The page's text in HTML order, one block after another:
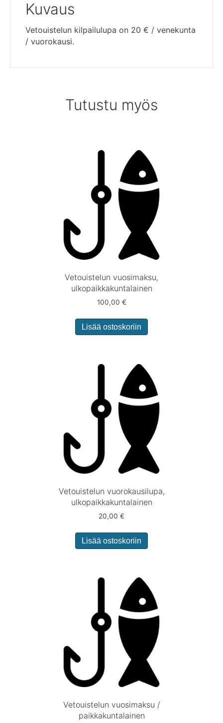
Kuvaus
Vetouistelun kilpailulupa on 20 € / venekunta
/ vuorokausi.
Tutustu myös
Vetouistelun vuosimaksu,
ulkopaikkakuntalainen
100,00 €
Lisää ostoskoriin
Vetouistelun vuorokausilupa,
ulkopaikkakuntalainen
20,00 €
Lisää ostoskoriin
Vetouistelun vuosimaksu /
paikkakuntalainen